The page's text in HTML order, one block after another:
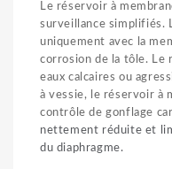
Le réservoir à
surveillance simplifiés.
uniquement avec la
corrosion de la tôle. Le
eaux calcaires ou
à vessie, le réservoir à
contrôle de gonflage car
nettement réduite et
du diaphragme.